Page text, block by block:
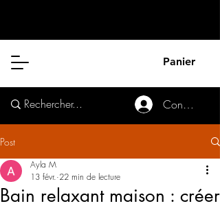
Connexion
Panier
Post
Bain relaxant maison : créer
Ayla M
13 févr. 22 min de lecture